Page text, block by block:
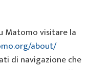
Matomo visitare la
about/
di navigazione che